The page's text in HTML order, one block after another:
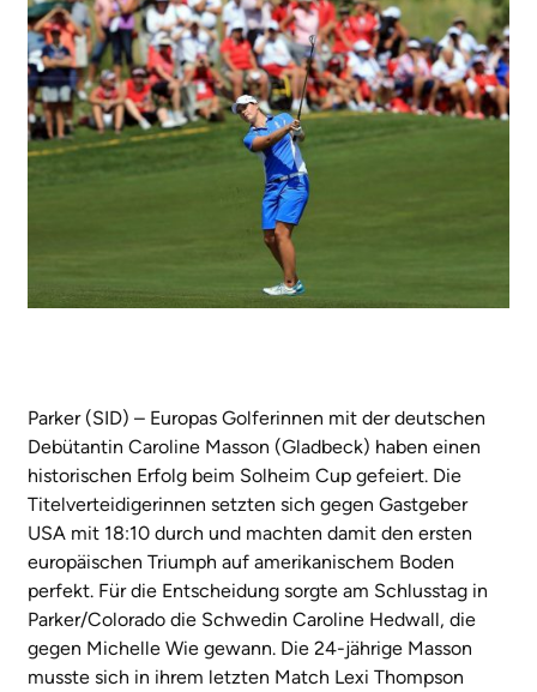
Parker (SID) – Europas Golferinnen mit der deutschen
Debütantin Caroline Masson (Gladbeck) haben einen
historischen Erfolg beim Solheim Cup gefeiert. Die
Titelverteidigerinnen setzten sich gegen Gastgeber
USA mit 18:10 durch und machten damit den ersten
europäischen Triumph auf amerikanischem Boden
perfekt. Für die Entscheidung sorgte am Schlusstag in
Parker/Colorado die Schwedin Caroline Hedwall, die
gegen Michelle Wie gewann. Die 24-jährige Masson
musste sich in ihrem letzten Match Lexi Thompson